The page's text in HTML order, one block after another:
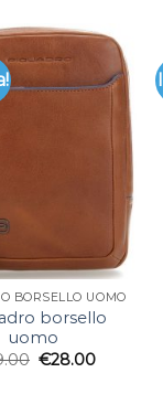
BORSELLO UOMO
borsello
uomo
€28.00